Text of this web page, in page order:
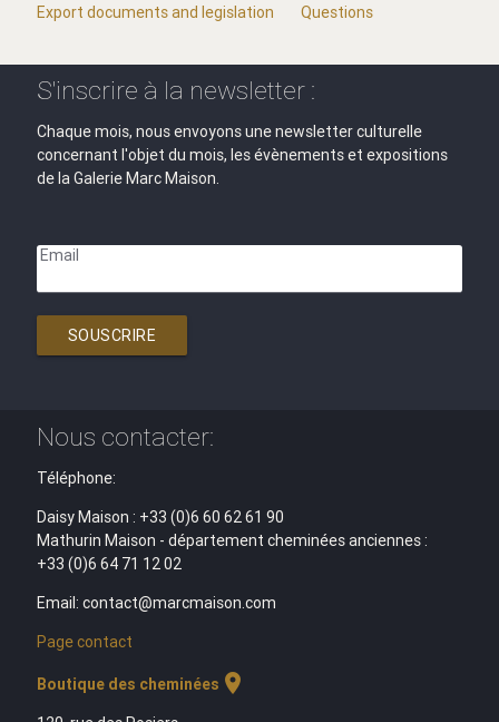
Export documents and legislation
Questions
S'inscrire à la newsletter :
Chaque mois, nous envoyons une newsletter culturelle
concernant l'objet du mois, les évènements et expositions
de la Galerie Marc Maison.
Email
SOUSCRIRE
Nous contacter:
Téléphone:
Daisy Maison : +33 (0)6 60 62 61 90
Mathurin Maison - département cheminées anciennes :
+33 (0)6 64 71 12 02
Email: contact@marcmaison.com
Page contact
Boutique des cheminées location_on